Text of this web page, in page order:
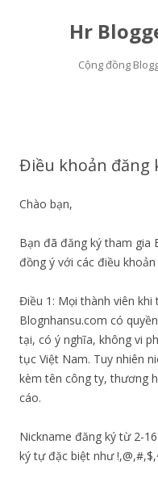
Hr
Cộng đồng
Điều khoản đăng
Chào bạn,
Bạn đã đăng ký tham gia
đồng ý với các điều
Điều 1: Mọi thành viên khi
Blognhansu.com có
tại, có ý nghĩa, không vi
tục Việt Nam. Tuy nhiên
kèm tên công ty, thương
cáo.
Nickname đăng ký từ 2-
ký tự đặc biệt như